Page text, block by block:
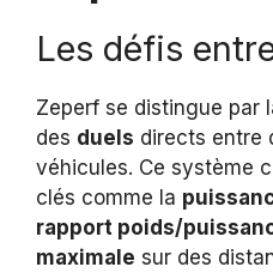
Les défis
Zeperf se distingue par
des duels directs entre
véhicules. Ce système
clés comme la
rapport poids/
maximale sur des